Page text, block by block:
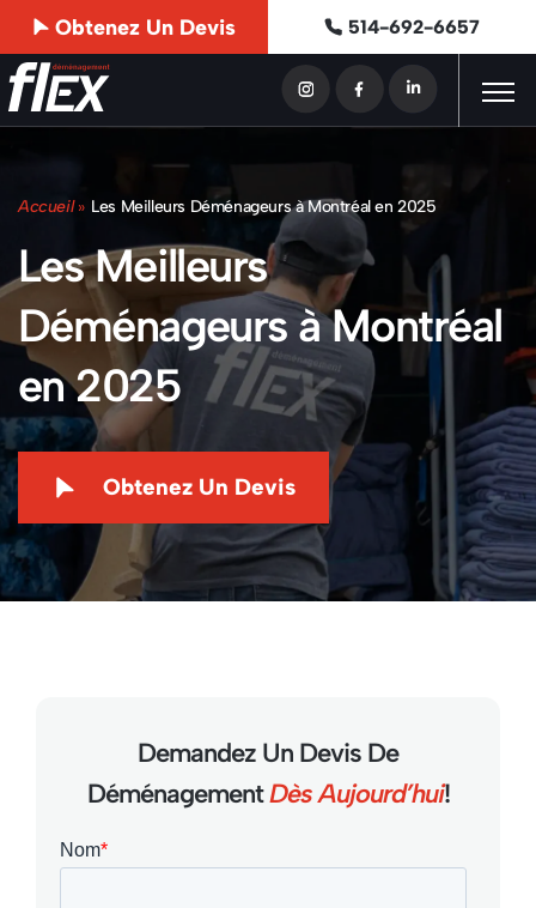
Obtenez Un Devis 514-692-6657
Accueil » Les Meilleurs Déménageurs à Montréal en 2025
Les Meilleurs
Déménageurs à Montréal
en 2025
Obtenez Un Devis
Demandez Un Devis De
DéménagementDès Aujourd’hui!